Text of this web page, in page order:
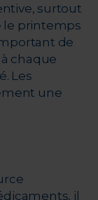
surtout
le printemps
de
chaque
Les
une
il